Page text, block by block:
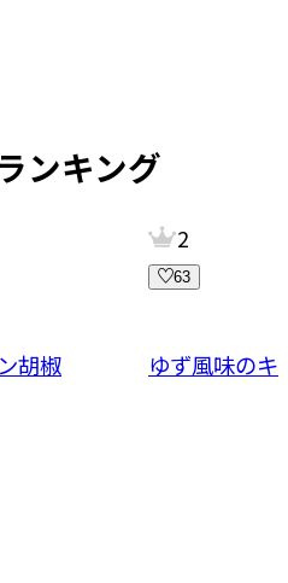
ンキング
胡椒
2
63
ゆず風味のキ